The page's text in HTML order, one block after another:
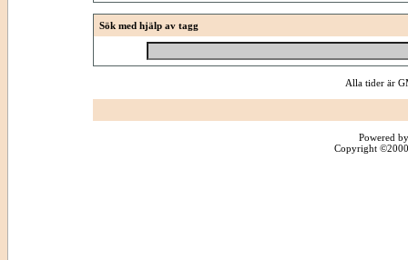
Sök med hjälp av tagg
Alla tider är
Powered
Copyright